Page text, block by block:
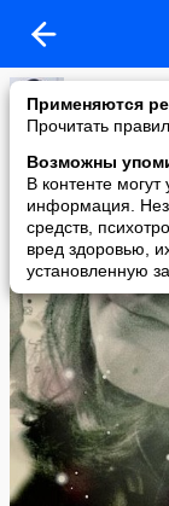
Применяются
Прочитать
Возможны
В контенте
информация.
средств,
вред здоровью,
установленную
алеся
added a photo
27 Aug в 14:08